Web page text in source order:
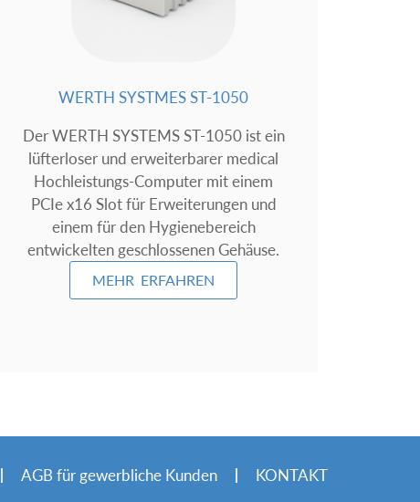
WERTH SYSTMES ST-1050
Der WERTH SYSTEMS ST-1050 ist ein
lüfterloser und erweiterbarer medical
Hochleistungs-Computer mit einem
PCIe x16 Slot für Erweiterungen und
einem für den Hygienebereich
entwickelten geschlossenen Gehäuse.
MEHR ERFAHREN
AGB für gewerbliche Kunden KONTAKT